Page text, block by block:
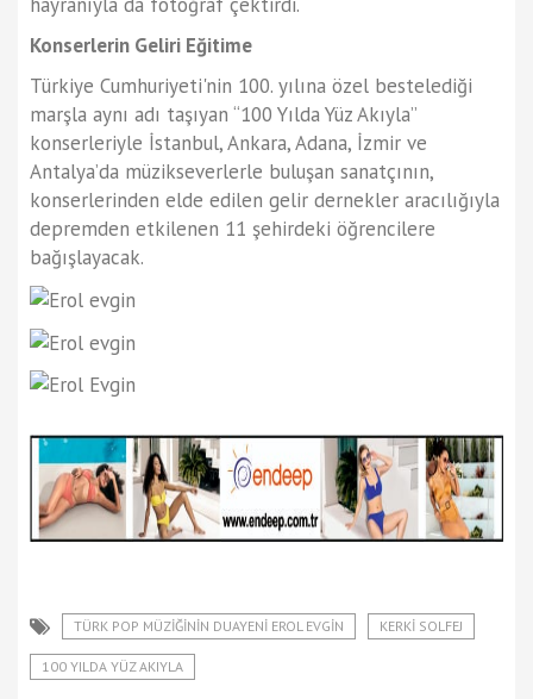
Konserlerin Geliri Eğitime
Türkiye Cumhuriyeti'nin 100. yılına özel bestelediği
marşla aynı adı taşıyan “100 Yılda Yüz Akıyla”
konserleriyle İstanbul, Ankara, Adana, İzmir ve
Antalya’da müzikseverlerle buluşan sanatçının,
konserlerinden elde edilen gelir dernekler aracılığıyla
depremden etkilenen 11 şehirdeki öğrencilere
bağışlayacak.
TÜRK POP MÜZIĞININ DUAYENI EROL EVGIN KERKI SOLFEJ
100 YILDA YÜZ AKIYLA